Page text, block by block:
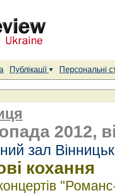
Публікації
Персональні
2012,
зал
кохання